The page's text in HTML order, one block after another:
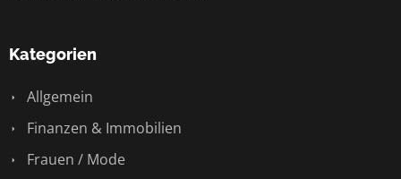
Kategorien
Allgemein
Finanzen & Immobilien
Frauen / Mode